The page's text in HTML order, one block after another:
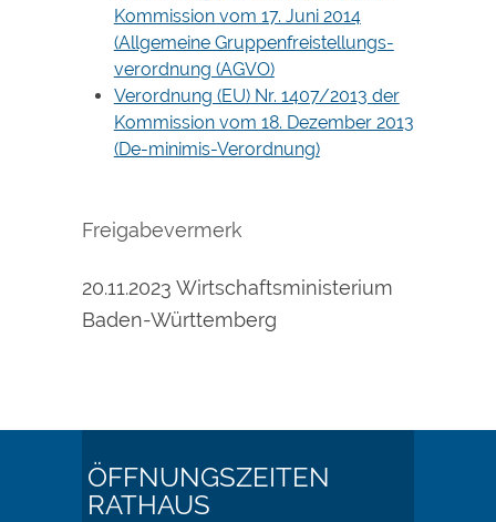
Kommission vom 17. Juni 2014
(Allgemeine Gruppenfreistellungs-
verordnung (AGVO)
Verordnung (EU) Nr. 1407/2013 der
Kommission vom 18. Dezember 2013
(De-minimis-Verordnung)
Freigabevermerk
20.11.2023 Wirtschaftsministerium
Baden-Württemberg
ÖFFNUNGSZEITEN
RATHAUS